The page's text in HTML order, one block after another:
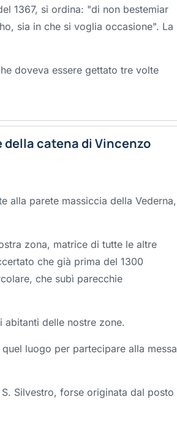
1367, si ordina: "di non bestemiar
sia in che si voglia occasione". La
doveva essere gettato tre volte
catena di Vincenzo
alla parete massiccia della Vederna,
zona, matrice di tutte le altre
che già prima del 1300
che subì parecchie
abitanti delle nostre zone.
luogo per partecipare alla messa
Silvestro, forse originata dal posto